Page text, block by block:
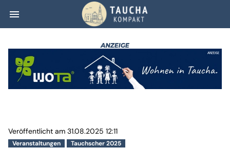
menu Tauchscher
Veranstaltungen Tauchscher 2025
Veröffentlicht am 31.08.2025 12:11